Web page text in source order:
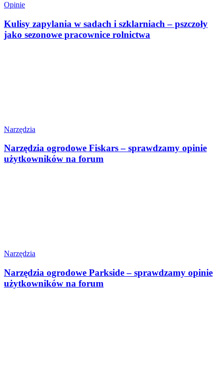
Opinie
Kulisy zapylania w sadach i szklarniach – pszczoły
jako sezonowe pracownice rolnictwa
Narzędzia
Narzędzia ogrodowe Fiskars – sprawdzamy opinie
użytkowników na forum
Narzędzia
Narzędzia ogrodowe Parkside – sprawdzamy opinie
użytkowników na forum